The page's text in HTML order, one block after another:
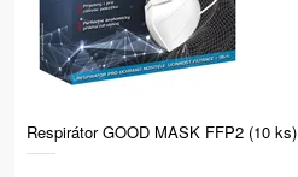
Respirátor GOOD MASK FFP2 (10 ks)